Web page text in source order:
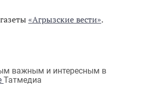
«Агрызские вести».
важным и интересным в
Татмедиа